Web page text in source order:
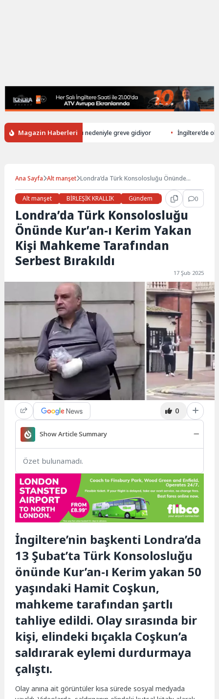
Magazin Haberleri
şoförü çalışma koşulları nedeniyle greve gidiyor İngiltere’de okul
Ana Sayfa Alt manşet Londra’da Türk Konsolosluğu Önünde
Tarafından Serbest Bırakıldı
Alt manşet BİRLEŞİK KRALLIK Gündem Haberler 0
Londra’da Türk Konsolosluğu
Önünde Kur’an-ı Kerim Yakan
Kişi Mahkeme Tarafından
Serbest Bırakıldı
17 Şub 2025
0
Show Article Summary
Özet bulunamadı.
İngiltere’nin başkenti Londra’da
13 Şubat’ta Türk Konsolosluğu
önünde Kur’an-ı Kerim yakan 50
yaşındaki Hamit Coşkun,
mahkeme tarafından şartlı
tahliye edildi. Olay sırasında bir
kişi, elindeki bıçakla Coşkun’a
saldırarak eylemi durdurmaya
çalıştı.
Olay anına ait görüntüler kısa sürede sosyal medyada